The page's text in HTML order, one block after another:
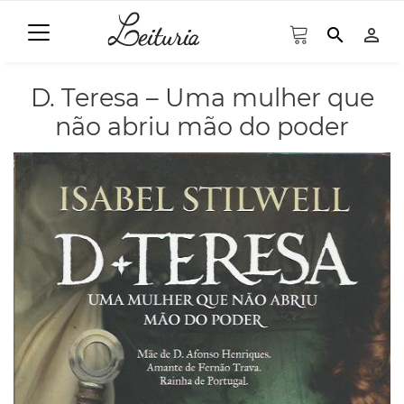
search person_outline
D. Teresa – Uma mulher que
não abriu mão do poder